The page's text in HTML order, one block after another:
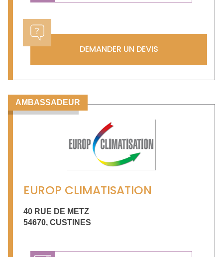
DEMANDER UN DEVIS
AMBASSADEUR
EUROP CLIMATISATION
40 RUE DE METZ
54670, CUSTINES